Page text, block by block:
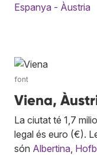
Espanya - Àustria
font
Viena,
La ciutat té 1,7
legal és euro (€).
són Albertina